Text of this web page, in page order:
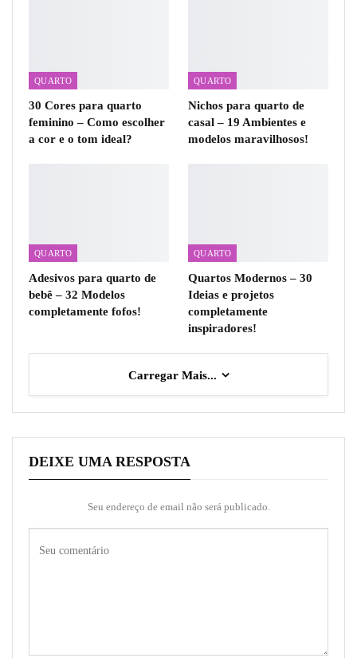
QUARTO
30 Cores para quarto
feminino – Como escolher
a cor e o tom ideal?
QUARTO
Nichos para quarto de
casal – 19 Ambientes e
modelos maravilhosos!
QUARTO
Adesivos para quarto de
bebê – 32 Modelos
completamente fofos!
QUARTO
Quartos Modernos – 30
Ideias e projetos
completamente
inspiradores!
Carregar Mais...
DEIXE UMA RESPOSTA
Seu endereço de email não será publicado.